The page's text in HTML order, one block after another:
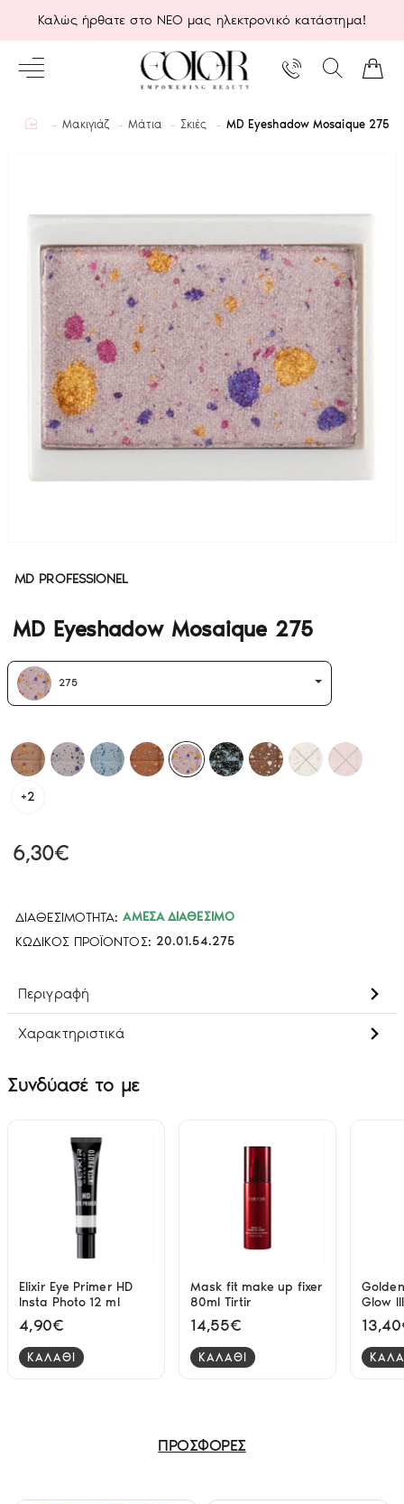
Καλώς ήρθατε στο ΝΕΟ μας ηλεκτρονικό κατάστημα!
homeΜακιγιάζ Μάτια Σκιές MD Eyeshadow Mosaique 275
MD PROFESSIONEL
MD Eyeshadow Mosaique 275
ΔΙΑΘΕΣΙΜΌΤΗΤΑ: ΆΜΕΣΑ ΔΙΑΘΈΣΙΜΟ
ΚΩΔΙΚΌΣ ΠΡΟΪΌΝΤΟΣ: 20.01.54.275
6,30€
275
+2
Περιγραφή
Χαρακτηριστικά
Συνδύασέ το με
Elixir Eye Primer HD
Insta Photo 12 ml
4,90€
ΚΑΛΑΘΙ
Mask fit make up fixer
80ml Tirtir
14,55€
ΚΑΛΑΘΙ
Glow
Tinted
ΠΡΟΣΦΟΡΕΣ